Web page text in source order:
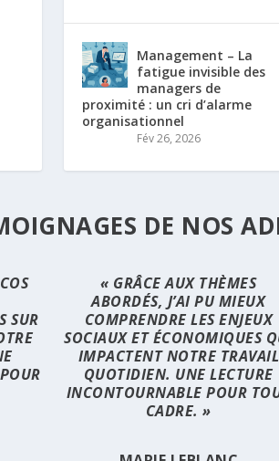
Management – La
fatigue invisible des
managers de
proximité : un cri d’alarme
organisationnel
Fév 26, 2026
DE NOS
SUR
« GRÂCE AUX THÈMES
ABORDÉS, J’AI PU MIEUX
COMPRENDRE LES ENJEUX
SOCIAUX ET ÉCONOMIQUES
IMPACTENT NOTRE TRAVAIL
QUOTIDIEN. UNE LECTURE
INCONTOURNABLE POUR
CADRE. »